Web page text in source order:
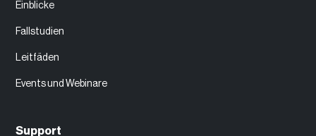
Einblicke
Fallstudien
Leitfäden
Events und Webinare
Support